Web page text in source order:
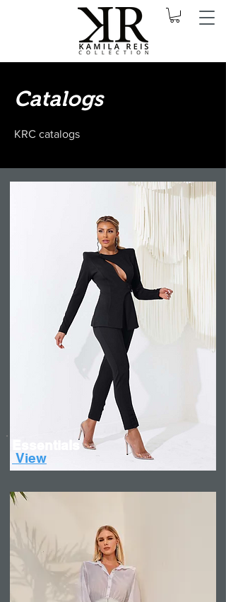
Catalogs
KRC catalogs
Essentials
View